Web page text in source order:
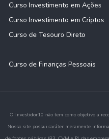
Curso Investimento em Ações
Curso Investimento em Criptos
Curso de Tesouro Direto
Curso de Finanças Pessoais
O Investidor10 não tem como objetivo a
Nosso site possui caráter meramente